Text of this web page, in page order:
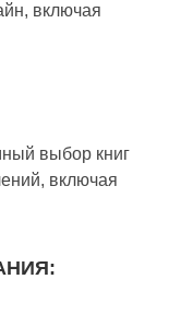
включая
выбор книг
включая